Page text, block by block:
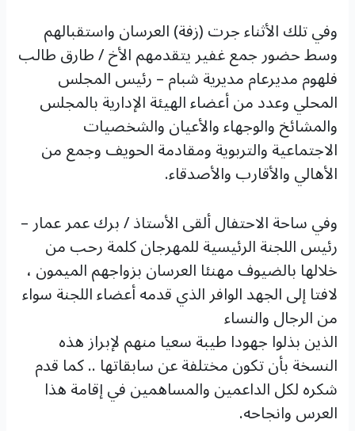
وفي تلك الأثناء جرت (زفة) العرسان واستقبالهم
وسط حضور جمع غفير يتقدمهم الأخ / طارق طالب
فلهوم مديرعام مديرية شبام – رئيس المجلس
المحلي وعدد من أعضاء الهيئة الإدارية بالمجلس
والمشائخ والوجهاء والأعيان والشخصيات
الاجتماعية والتربوية ومقادمة الحويف وجمع من
الأهالي والأقارب والأصدقاء.
وفي ساحة الاحتفال ألقى الأستاذ / برك عمر عمار –
رئيس اللجنة الرئيسية للمهرجان كلمة رحب من
خلالها بالضيوف مهنئا العرسان بزواجهم الميمون ،
لافتا إلى الجهد الوافر الذي قدمه أعضاء اللجنة سواء
من الرجال والنساء
الذين بذلوا جهودا طيبة سعيا منهم لإبراز هذه
النسخة بأن تكون مختلفة عن سابقاتها .. كما قدم
شكره لكل الداعمين والمساهمين في إقامة هذا
العرس وانجاحه.